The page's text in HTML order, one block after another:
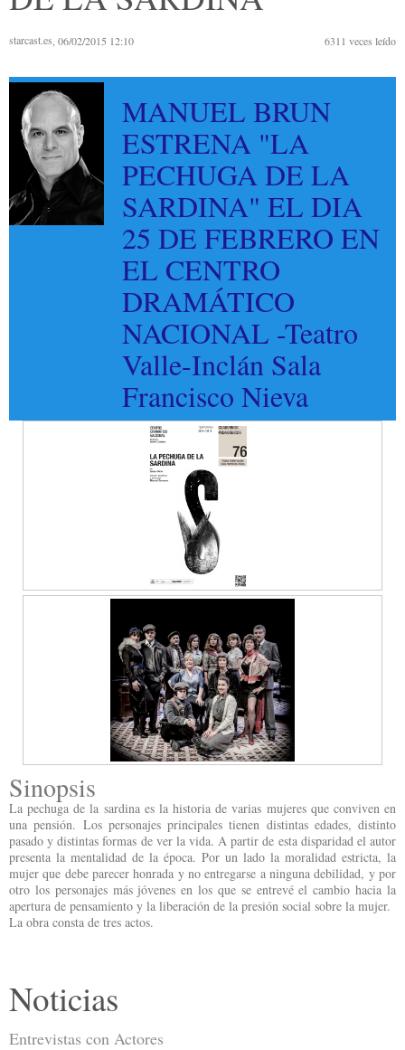
starcast.es , 06/02/2015 12:10 6311 veces leído
MANUEL BRUN
ESTRENA "LA
PECHUGA DE LA
SARDINA" EL DIA
25 DE FEBRERO EN
EL CENTRO
DRAMÁTICO
NACIONAL -Teatro
Valle-Inclán Sala
Francisco Nieva
Sinopsis
La pechuga de la sardina es la historia de varias mujeres que conviven en
una pensión. Los personajes principales tienen distintas edades, distinto
pasado y distintas formas de ver la vida. A partir de esta disparidad el autor
presenta la mentalidad de la época. Por un lado la moralidad estricta, la
mujer que debe parecer honrada y no entregarse a ninguna debilidad, y por
otro los personajes más jóvenes en los que se entrevé el cambio hacia la
apertura de pensamiento y la liberación de la presión social sobre la mujer.
La obra consta de tres actos.
Noticias
Entrevistas con Actores